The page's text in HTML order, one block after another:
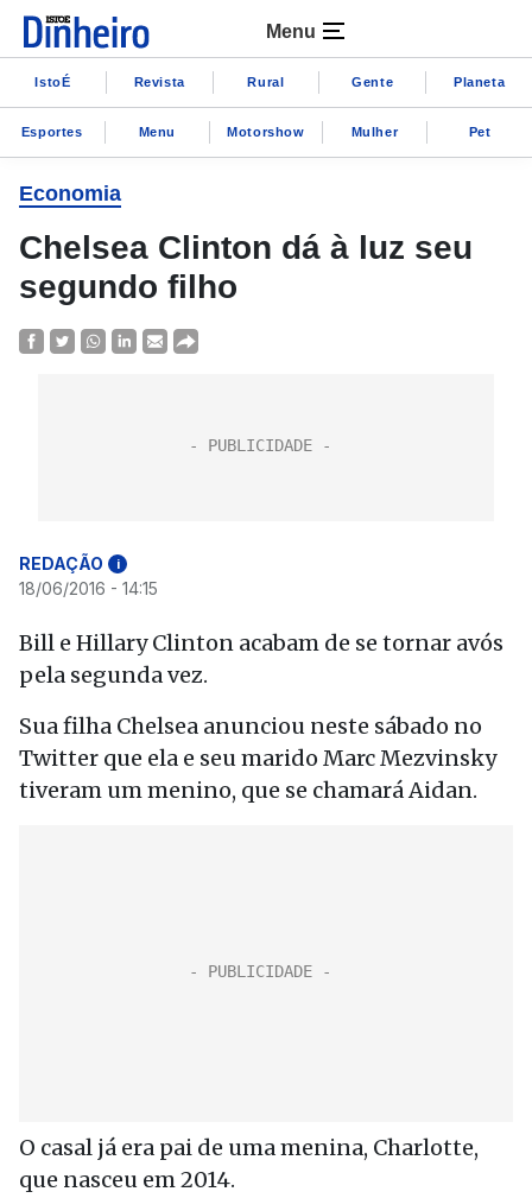
Menu
IstoÉ Revista Rural Gente Planeta
Esportes Menu Motorshow Mulher Pet
Economia
Chelsea Clinton dá à luz seu
segundo filho
REDAÇÃO i
18/06/2016 - 14:15
Bill e Hillary Clinton acabam de se tornar avós
pela segunda vez.
Sua filha Chelsea anunciou neste sábado no
Twitter que ela e seu marido Marc Mezvinsky
tiveram um menino, que se chamará Aidan.
O casal já era pai de uma menina, Charlotte,
que nasceu em 2014.